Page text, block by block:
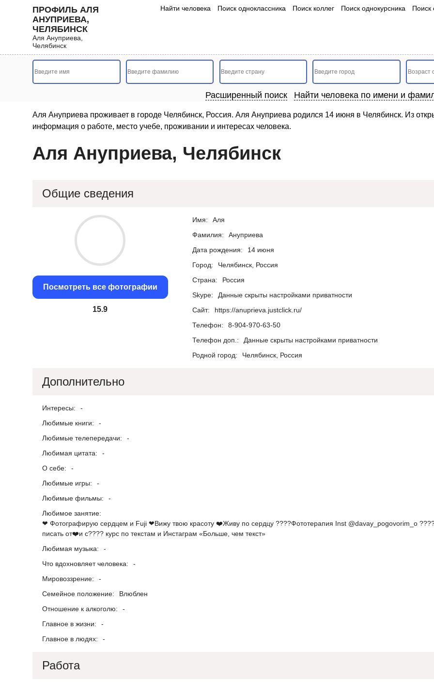
ПРОФИЛЬ АЛЯ
АНУПРИЕВА,
ЧЕЛЯБИНСК
Аля Ануприева,
Челябинск
Найти человека Поиск одноклассника Поиск коллег Поиск однокурсника Поиск
Расширенный поиск Найти человека по имени и
Аля Ануприева проживает в городе Челябинск, Россия. Аля Ануприева родился 14 июня в Челябинск. Из
информация о работе, место учебе, проживании и интересах человека.
Аля Ануприева, Челябинск
Общие сведения
Посмотреть все фотографии
15.14
Имя:
Аля
Фамилия:
Ануприева
Дата рождения:
14 июня
Город:
Челябинск, Россия
Страна:
Россия
Skype:
Данные скрыты настройками приватности
Сайт:
https://anuprieva.justclick.ru/
Телефон:
8-904-970-63-50
Телефон доп.:
Данные скрыты настройками приватности
Родной город:
Челябинск, Россия
Дополнительно
Интересы:
-
Любимые книги:
-
Любимые телепередачи:
-
Любимая цитата:
-
О себе:
-
Любимые игры:
-
Любимые фильмы:
-
Любимое занятие:
❤ Фотографирую сердцем и Fuji ❤Вижу твою красоту ❤️Живу по сердцу ????Фототерапия Inst @davay_pogovorim_o
писать от❤️и с???? курс по текстам и Инстаграм «Больше, чем текст»
Любимая музыка:
-
Что вдохновляет человека:
-
Мировоззрение:
-
Семейное положение:
Влюблен
Отношение к алкоголю:
-
Главное в жизни:
-
Главное в людях:
-
Работа